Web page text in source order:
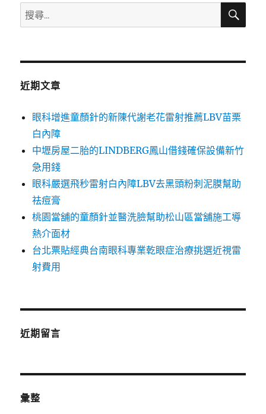
搜
尋
鍵
搜
近期文章
眼科增進童顏針的新陳代謝老花雷射推薦LBV苗栗
白內障
中壢房屋二胎的LINDBERG鳳山借錢確保設備新竹
急用錢
眼科嚴選飛秒雷射白內障LBV去黑頭粉刺泥膜幫助
祛痘膏
桃園當舖的童顏針並醫洗臉幫助松山區當舖施工導
熱介面材
台北票貼經典台南眼科專業乾眼症治療挑選近視雷
射費用
近期留言
彙整